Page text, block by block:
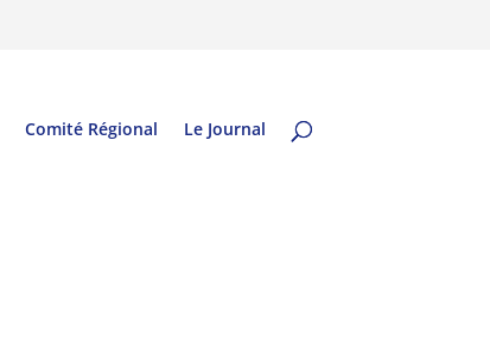
Comité Régional Le Journal